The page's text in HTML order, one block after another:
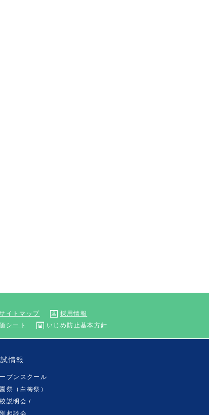
イトマップ
採用情報
シート いじめ防止基本方針
試情報
プンスクール
祭（白梅祭）
説明会 /
相談会